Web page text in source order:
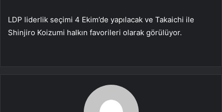
LDP liderlik seçimi 4 Ekim’de yapılacak ve Takaichi ile
Shinjiro Koizumi halkın favorileri olarak görülüyor.